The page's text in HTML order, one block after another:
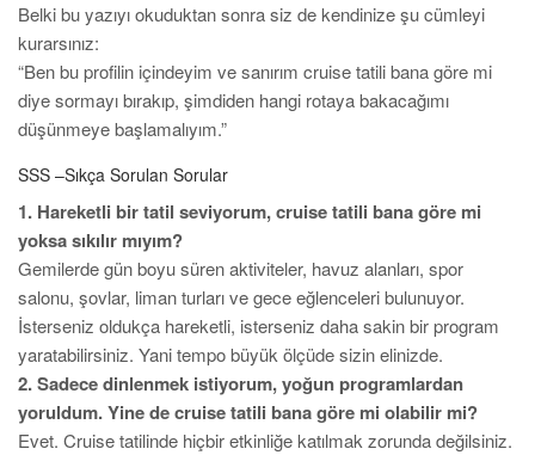
Belki bu yazıyı okuduktan sonra siz de kendinize şu cümleyi
kurarsınız:
“Ben bu profilin içindeyim ve sanırım cruise tatili bana göre mi
diye sormayı bırakıp, şimdiden hangi rotaya bakacağımı
düşünmeye başlamalıyım.”
SSS –Sıkça Sorulan Sorular
1. Hareketli bir tatil seviyorum, cruise tatili bana göre mi
yoksa sıkılır mıyım?
Gemilerde gün boyu süren aktiviteler, havuz alanları, spor
salonu, şovlar, liman turları ve gece eğlenceleri bulunuyor.
İsterseniz oldukça hareketli, isterseniz daha sakin bir program
yaratabilirsiniz. Yani tempo büyük ölçüde sizin elinizde.
2. Sadece dinlenmek istiyorum, yoğun programlardan
yoruldum. Yine de cruise tatili bana göre mi olabilir mi?
Evet. Cruise tatilinde hiçbir etkinliğe katılmak zorunda değilsiniz.